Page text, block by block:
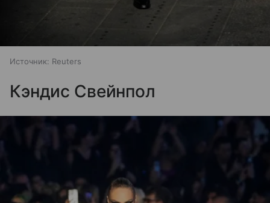
Источник: Reuters
Кэндис Свейнпол